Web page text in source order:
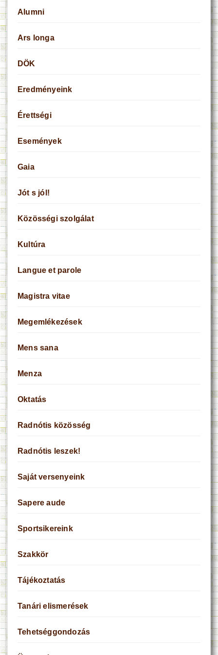
Alumni
Ars longa
DÖK
Eredményeink
Érettségi
Események
Gaia
Jót s jól!
Közösségi szolgálat
Kultúra
Langue et parole
Magistra vitae
Megemlékezések
Mens sana
Menza
Oktatás
Radnótis közösség
Radnótis leszek!
Saját versenyeink
Sapere aude
Sportsikereink
Szakkör
Tájékoztatás
Tanári elismerések
Tehetséggondozás